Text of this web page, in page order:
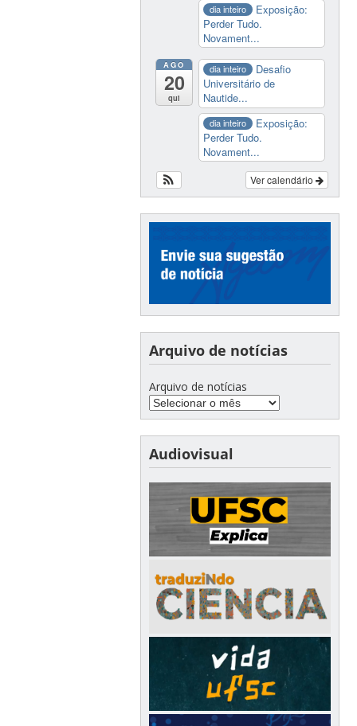
dia inteiro
Exposição:
Perder Tudo.
Novament...
AGO
20
qui
dia inteiro
Desafio
Universitário de
Nautide...
dia inteiro
Exposição:
Perder Tudo.
Novament...
Ver calendário
Arquivo de notícias
Arquivo de notícias
Audiovisual